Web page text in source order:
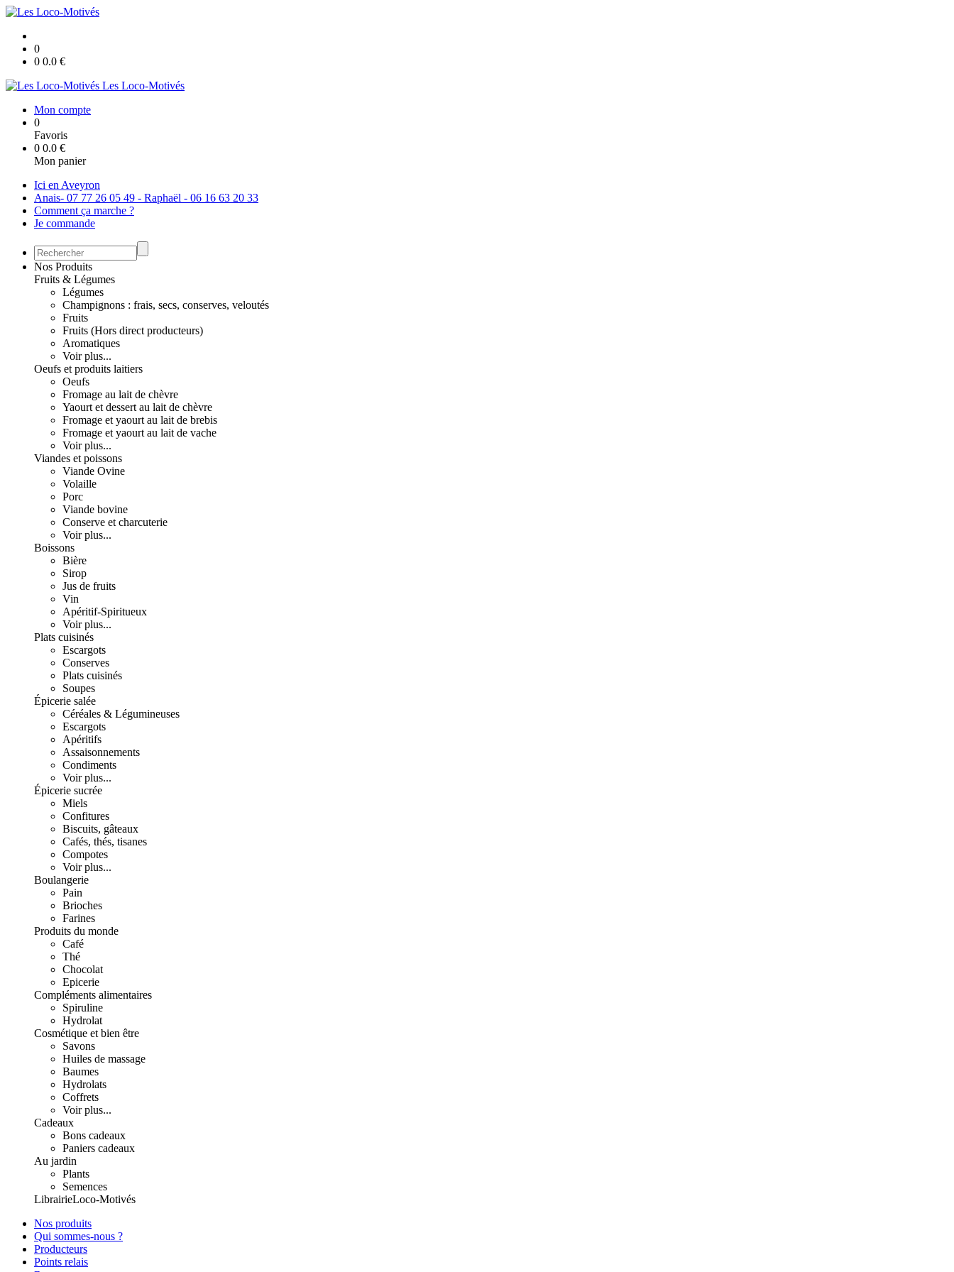
0
0 0.0 €
Les Loco-Motivés
Mon compte
0
Favoris
0 0.0 €
Mon panier
Ici en Aveyron
Anais- 07 77 26 05 49 - Raphaël - 06 16 63 20 33
Comment ça marche ?
Je commande
Nos Produits
Fruits & Légumes
Légumes
Champignons : frais, secs, conserves, veloutés
Fruits
Fruits (Hors direct producteurs)
Aromatiques
Voir plus...
Oeufs et produits laitiers
Oeufs
Fromage au lait de chèvre
Yaourt et dessert au lait de chèvre
Fromage et yaourt au lait de brebis
Fromage et yaourt au lait de vache
Voir plus...
Viandes et poissons
Viande Ovine
Volaille
Porc
Viande bovine
Conserve et charcuterie
Voir plus...
Boissons
Bière
Sirop
Jus de fruits
Vin
Apéritif-Spiritueux
Voir plus...
Plats cuisinés
Escargots
Conserves
Plats cuisinés
Soupes
Épicerie salée
Céréales & Légumineuses
Escargots
Apéritifs
Assaisonnements
Condiments
Voir plus...
Épicerie sucrée
Miels
Confitures
Biscuits, gâteaux
Cafés, thés, tisanes
Compotes
Voir plus...
Boulangerie
Pain
Brioches
Farines
Produits du monde
Café
Thé
Chocolat
Epicerie
Compléments alimentaires
Spiruline
Hydrolat
Cosmétique et bien être
Savons
Huiles de massage
Baumes
Hydrolats
Coffrets
Voir plus...
Cadeaux
Bons cadeaux
Paniers cadeaux
Au jardin
Plants
Semences
LibrairieLoco-Motivés
Nos produits
Qui sommes-nous ?
Producteurs
Points relais